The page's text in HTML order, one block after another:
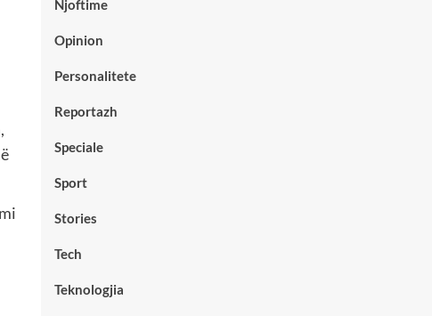
Njoftime
Opinion
Personalitete
Reportazh
Speciale
Sport
Stories
Tech
Teknologjia